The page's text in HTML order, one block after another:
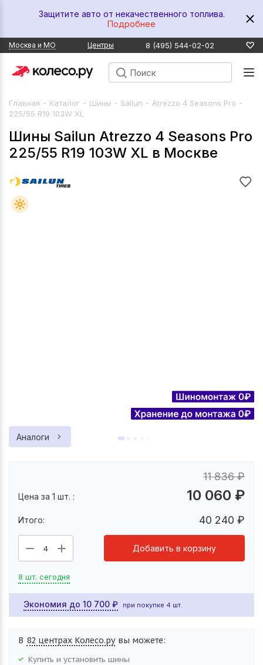
Защитите авто от некачественного топлива.
Подробнее
Москва и МО Центры 8 (495) 544-02-02
Главная - Каталог - Шины - Sailun - Atrezzo 4 Seasons Pro -
225/55 R19 103W XL
Шины Sailun Atrezzo 4 Seasons Pro
225/55 R19 103W XL в Москве
Аналоги
Цена за 1 шт. :
11 836₽
10 060 ₽
Итого: 40 240 ₽
4 Добавить в корзину
8 шт. сегодня
Экономия до 10 700 ₽ при покупке 4 шт.
В 82 центрах Колесо.ру вы можете:
Купить и установить шины